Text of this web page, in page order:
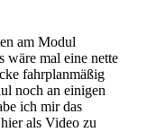
am Modul
wäre mal eine nette
fahrplanmäßig
noch an einigen
ich mir das
als Video zu